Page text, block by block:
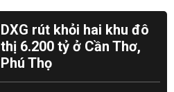
DXG rút khỏi hai khu đô
thị 6.200 tỷ ở Cần Thơ,
Phú Thọ